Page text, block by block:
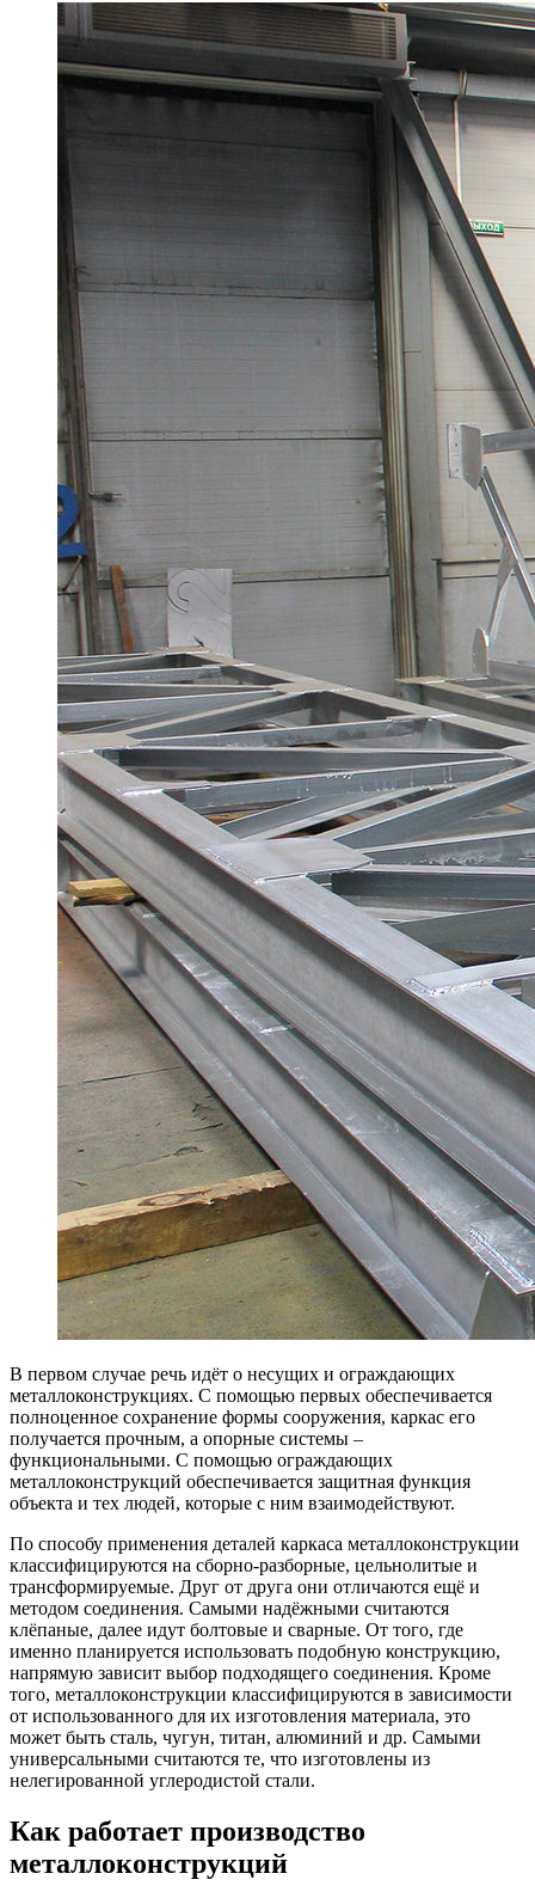
В первом случае речь идёт о несущих и ограждающих
металлоконструкциях. С помощью первых обеспечивается
полноценное сохранение формы сооружения, каркас его
получается прочным, а опорные системы –
функциональными. С помощью ограждающих
металлоконструкций обеспечивается защитная функция
объекта и тех людей, которые с ним взаимодействуют.
По способу применения деталей каркаса металлоконструкции
классифицируются на сборно-разборные, цельнолитые и
трансформируемые. Друг от друга они отличаются ещё и
методом соединения. Самыми надёжными считаются
клёпаные, далее идут болтовые и сварные. От того, где
именно планируется использовать подобную конструкцию,
напрямую зависит выбор подходящего соединения. Кроме
того, металлоконструкции классифицируются в зависимости
от использованного для их изготовления материала, это
может быть сталь, чугун, титан, алюминий и др. Самыми
универсальными считаются те, что изготовлены из
нелегированной углеродистой стали.
Как работает производство
металлоконструкций